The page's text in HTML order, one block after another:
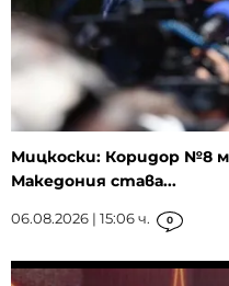
Мицкоски: Коридор №8
Македония става...
06.08.2026 | 15:06 ч. 0